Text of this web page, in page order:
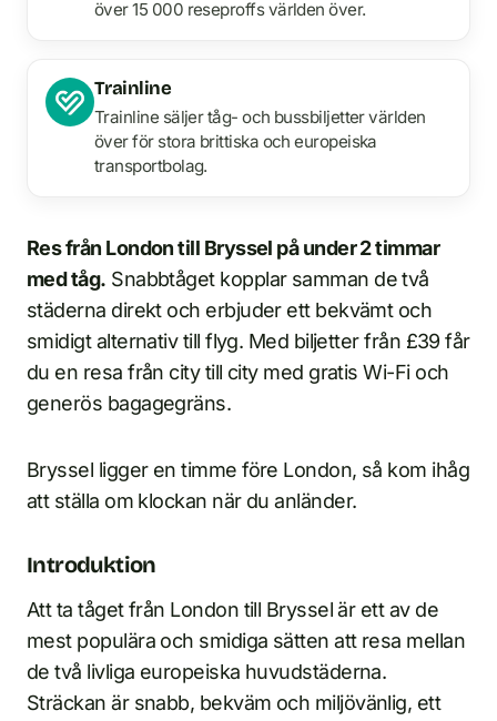
över 15 000 reseproffs världen över.
Trainline
Trainline säljer tåg- och bussbiljetter världen
över för stora brittiska och europeiska
transportbolag.
Res från London till Bryssel på under 2 timmar
med tåg. Snabbtåget kopplar samman de två
städerna direkt och erbjuder ett bekvämt och
smidigt alternativ till flyg. Med biljetter från £39 får
du en resa från city till city med gratis Wi-Fi och
generös bagagegräns.
Bryssel ligger en timme före London, så kom ihåg
att ställa om klockan när du anländer.
Introduktion
Att ta tåget från London till Bryssel är ett av de
mest populära och smidiga sätten att resa mellan
de två livliga europeiska huvudstäderna.
Sträckan är snabb, bekväm och miljövänlig, ett